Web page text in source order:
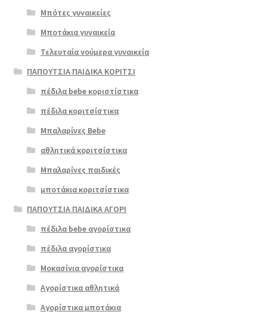
Μπότες γυναικείες
Μποτάκια γυναικεία
Τελευταία νούμερα γυναικεία
ΠΑΠΟΥΤΣΙΑ ΠΑΙΔΙΚΑ ΚΟΡΙΤΣΙ
πέδιλα bebe κοριστίστικα
πέδιλα κοριτσίστικα
Μπαλαρίνες Bebe
αθλητικά κοριτσίστικα
Μπαλαρίνες παιδικές
μποτάκια κοριτσίστικα
ΠΑΠΟΥΤΣΙΑ ΠΑΙΔΙΚΑ ΑΓΟΡΙ
πέδιλα bebe αγορίστικα
πέδιλα αγορίστικα
Μοκασίνια αγορίστικα
Αγορίστικα αθλητικά
Αγορίστικα μποτάκια